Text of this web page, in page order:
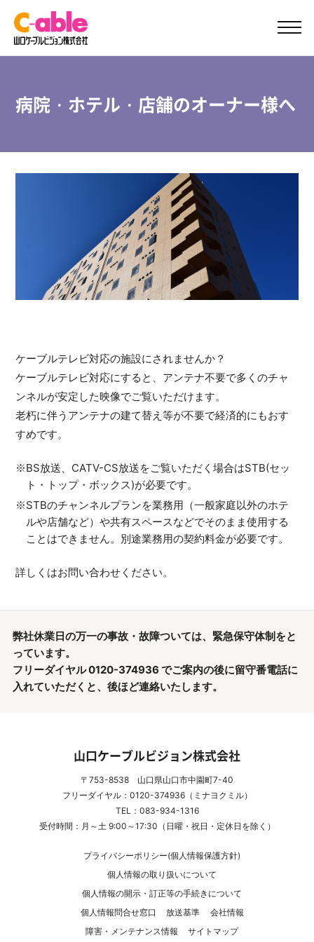
病院・ホテル・店舗のオーナー様へ
ケーブルテレビ対応の施設にされませんか？
ケーブルテレビ対応にすると、アンテナ不要で多くのチャ
ンネルが安定した映像でご覧いただけます。
老朽に伴うアンテナの建て替え等が不要で経済的にもおす
すめです。
BS放送、CATV-CS放送をご覧いただく場合はSTB(セッ
ト・トップ・ボックス)が必要です。
STBのチャンネルプランを業務用（一般家庭以外のホテ
ルや店舗など）や共有スペースなどでそのまま使用する
ことはできません。別途業務用の契約料金が必要です。
詳しくはお問い合わせください。
弊社休業日の万一の事故・故障ついては、緊急保守体制をと
っています。
フリーダイヤル 0120-374936 でご案内の後に留守番電話に
入れていただくと、後ほど連絡いたします。
山口ケーブルビジョン株式会社
〒753-8538 山口県山口市中園町7-40
フリーダイヤル：0120-374936（ミナヨクミル）
TEL：083-934-1316
受付時間：月～土 9:00～17:30（日曜・祝日・定休日を除く）
プライバシーポリシー(個人情報保護方針)
個人情報の取り扱いについて
個人情報の開示・訂正等の手続きについて
個人情報問合せ窓口
放送基準
会社情報
障害・メンテナンス情報
サイトマップ
ご加入案内